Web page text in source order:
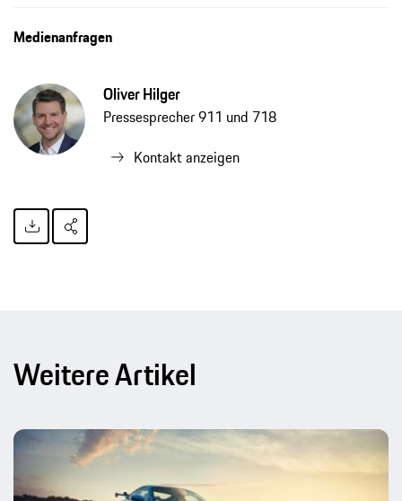
Medienanfragen
Oliver Hilger
Pressesprecher 911 und 718
Kontakt anzeigen
Weitere Artikel